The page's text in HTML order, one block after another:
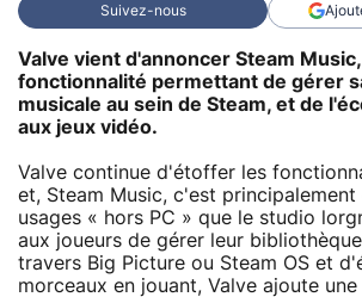
Suivez-nous
Valve vient d'annoncer Steam
fonctionnalité permettant de gérer
musicale au sein de Steam, et de
aux jeux vidéo.
Valve continue d'étoffer les
et, Steam Music, c'est
usages « hors PC » que le studio
aux joueurs de gérer leur
travers Big Picture ou Steam OS et
morceaux en jouant, Valve ajoute